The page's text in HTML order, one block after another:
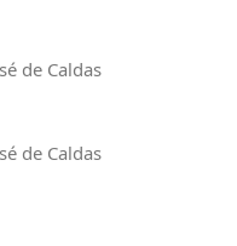
de Caldas
de Caldas